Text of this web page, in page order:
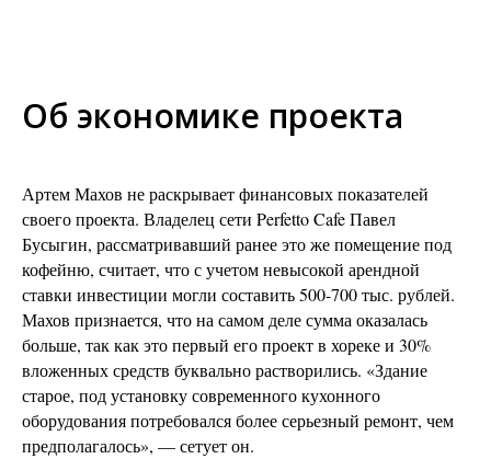
Об экономике проекта
Артем Махов не раскрывает финансовых показателей
своего проекта. Владелец сети Perfetto Cafe Павел
Бусыгин, рассматривавший ранее это же помещение под
кофейню, считает, что с учетом невысокой арендной
ставки инвестиции могли составить 500-700 тыс. рублей.
Махов признается, что на самом деле сумма оказалась
больше, так как это первый его проект в хореке и 30%
вложенных средств буквально растворились. «Здание
старое, под установку современного кухонного
оборудования потребовался более серьезный ремонт, чем
предполагалось», — сетует он.